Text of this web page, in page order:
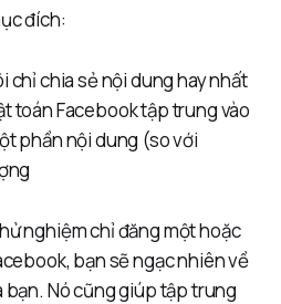
đích:
chỉ chia sẻ nội dung hay nhất
toán Facebook tập trung vào
phần nội dung (so với
nghiệm chỉ đăng một hoặc
bạn sẽ ngạc nhiên về
Nó cũng giúp tập trung